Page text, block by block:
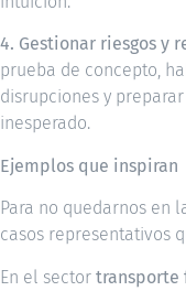
4. Gestionar riesgos y
prueba de concepto,
disrupciones y
inesperado.
Ejemplos que inspiran
Para no quedarnos en
casos representativos
En el sector transporte